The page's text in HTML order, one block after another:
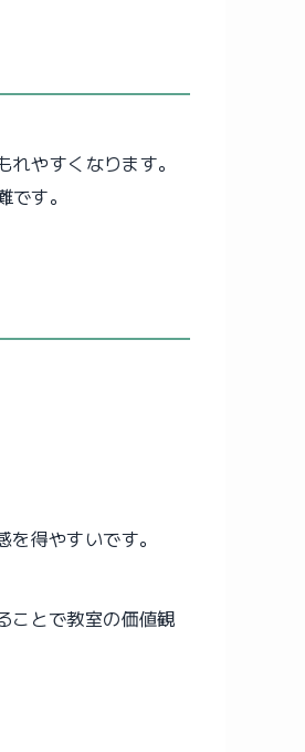
やすくなります。
す。
得やすいです。
ことで教室の価値観